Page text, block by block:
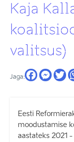
Kaja
valitsus)
Jaga:
Eesti
moodustamise
aastateks 2021